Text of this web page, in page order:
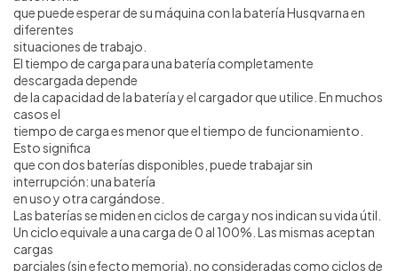
que puede esperar de su máquina con la batería Husqvarna en
diferentes
situaciones de trabajo.
El tiempo de carga para una batería completamente
descargada depende
de la capacidad de la batería y el cargador que utilice. En muchos
casos el
tiempo de carga es menor que el tiempo de funcionamiento.
Esto significa
que con dos baterías disponibles, puede trabajar sin
interrupción: una batería
en uso y otra cargándose.
Las baterías se miden en ciclos de carga y nos indican su vida útil.
Un ciclo equivale a una carga de 0 al 100%. Las mismas aceptan
cargas
parciales (sin efecto memoria), no consideradas como ciclos de